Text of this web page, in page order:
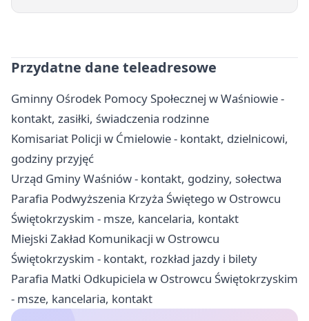
Przydatne dane teleadresowe
Gminny Ośrodek Pomocy Społecznej w Waśniowie -
kontakt, zasiłki, świadczenia rodzinne
Komisariat Policji w Ćmielowie - kontakt, dzielnicowi,
godziny przyjęć
Urząd Gminy Waśniów - kontakt, godziny, sołectwa
Parafia Podwyższenia Krzyża Świętego w Ostrowcu
Świętokrzyskim - msze, kancelaria, kontakt
Miejski Zakład Komunikacji w Ostrowcu
Świętokrzyskim - kontakt, rozkład jazdy i bilety
Parafia Matki Odkupiciela w Ostrowcu Świętokrzyskim
- msze, kancelaria, kontakt